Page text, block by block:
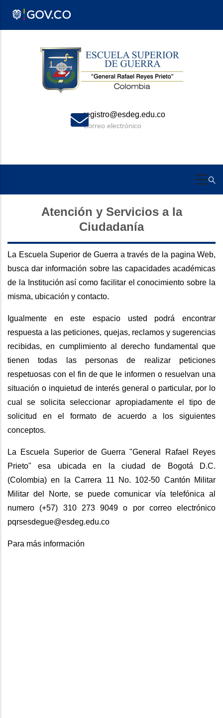
registro@esdeg.edu.co
Correo electrónico
Atención y Servicios a la
Ciudadanía
La Escuela Superior de Guerra a través de la pagina Web,
busca dar información sobre las capacidades académicas
de la Institución así como facilitar el conocimiento sobre la
misma, ubicación y contacto.
Igualmente en este espacio usted podrá encontrar
respuesta a las peticiones, quejas, reclamos y sugerencias
recibidas, en cumplimiento al derecho fundamental que
tienen todas las personas de realizar peticiones
respetuosas con el fin de que le informen o resuelvan una
situación o inquietud de interés general o particular, por lo
cual se solicita seleccionar apropiadamente el tipo de
solicitud en el formato de acuerdo a los siguientes
conceptos.
La Escuela Superior de Guerra "General Rafael Reyes
Prieto" esa ubicada en la ciudad de Bogotá D.C.
(Colombia) en la Carrera 11 No. 102-50 Cantón Militar
Militar del Norte, se puede comunicar vía telefónica al
numero (+57) 310 273 9049 o por correo electrónico
pqrsesdegue@esdeg.edu.co
Para más información